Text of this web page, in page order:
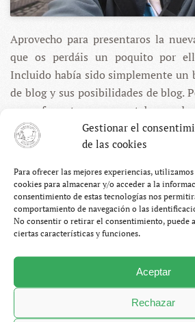
Gestionar el
de las cookies
Para ofrecer las mejores experiencias,
cookies para almacenar y/o acceder a la
consentimiento de estas tecnologías nos
comportamiento de navegación o las
No consentir o retirar el consentimiento, puede
ciertas características y funciones.
Aceptar
Rechazar
Aprovecho para presentaros la
que os perdáis un poquito por
Incluido había sido simplemente un
de blog y sus posibilidades de blog.
y ese formato se nos estaba
ahora, que en menos de lo que
embarcados en una nueva
TODAS LAS
VIAJE HASTA
Compartir
Finlandia,Suecia